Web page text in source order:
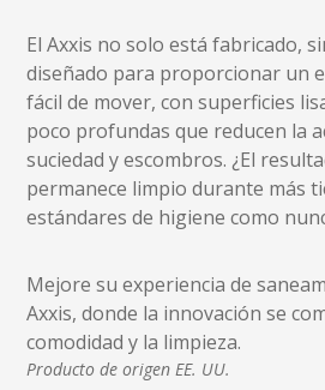
El Axxis no solo está fabricado,
diseñado para proporcionar un
fácil de mover, con superficies
poco profundas que reducen la
suciedad y escombros. ¿El
permanece limpio durante más
estándares de higiene como
Mejore su experiencia de
Axxis, donde la innovación se
comodidad y la limpieza.
Producto de origen EE. UU.